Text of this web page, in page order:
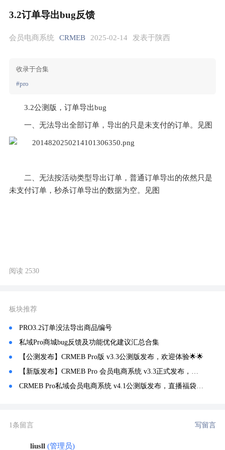
3.2订单导出bug反馈
会员电商系统 CRMEB 2025-02-14 发表于陕西
收录于合集
#pro
3.2公测版，订单导出bug
一、无法导出全部订单，导出的只是未支付的订单。见图
二、无法按活动类型导出订单，普通订单导出的依然只是
未支付订单，秒杀订单导出的数据为空。见图
阅读 2530
板块推荐
PRO3.2订单没法导出商品编号
私域Pro商城bug反馈及功能优化建议汇总合集
【公测发布】CRMEB Pro版 v3.3公测版发布，欢迎体验🌟🌟
【新版发布】CRMEB Pro 会员电商系统 v3.3正式发布，升级安排🔥🔥
CRMEB Pro私域会员电商系统 v4.1公测版发布，直播福袋上线~
1条留言 写留言
liusll (管理员)